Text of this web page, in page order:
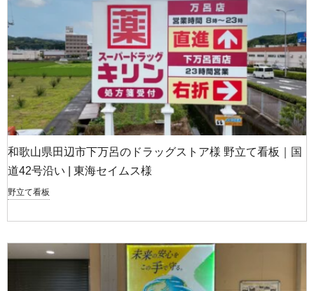
和歌山県田辺市下万呂のドラッグストア様 野立て看板｜国
道42号沿い | 東海セイムス様
野立て看板